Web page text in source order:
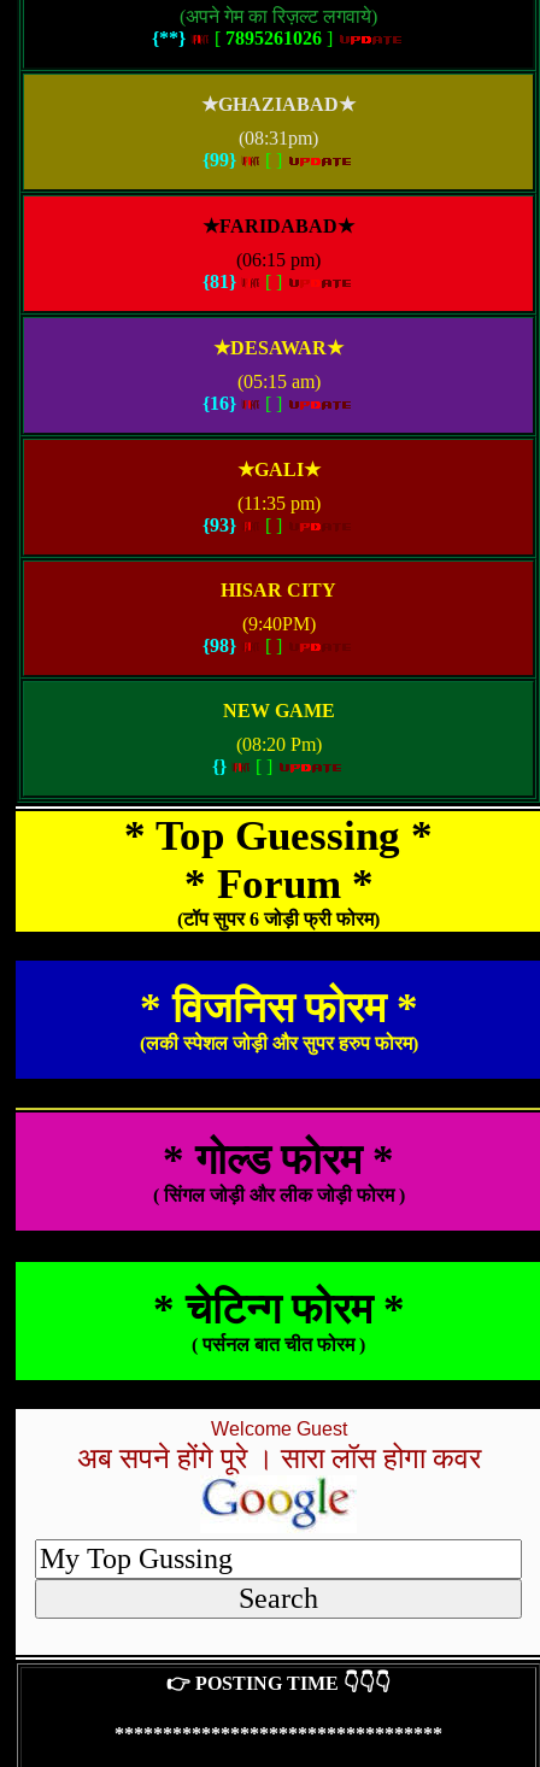
(अपने गेम का रिज़ल्ट लगवाये)
{**}
[ 7895261026]
★GHAZIABAD★
(08:31pm)
{99}
[ ]
★FARIDABAD★
(06:15 pm)
{81}
[ ]
★DESAWAR★
(05:15 am)
{16}
[ ]
★GALI★
(11:35 pm)
{93}
[ ]
HISAR CITY
(9:40PM)
{98}
[ ]
NEW GAME
(08:20 Pm)
{}
[ ]
* Top Guessing *
* Forum *
(टॉप सुपर 6 जोड़ी फ्री फोरम)
* विजनिस फोरम *
(लकी स्पेशल जोड़ी और सुपर हरुप फोरम)
* गोल्ड फोरम *
( सिंगल जोड़ी और लीक जोड़ी फोरम )
* चेटिन्ग फोरम *
( पर्सनल बात चीत फोरम )
Welcome Guest
अब सपने होंगे पूरे । सारा लॉस होगा कवर
👉 POSTING TIME 👇👇👇
**********************************